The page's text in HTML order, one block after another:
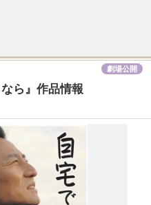
ら』作品情報
劇場公開